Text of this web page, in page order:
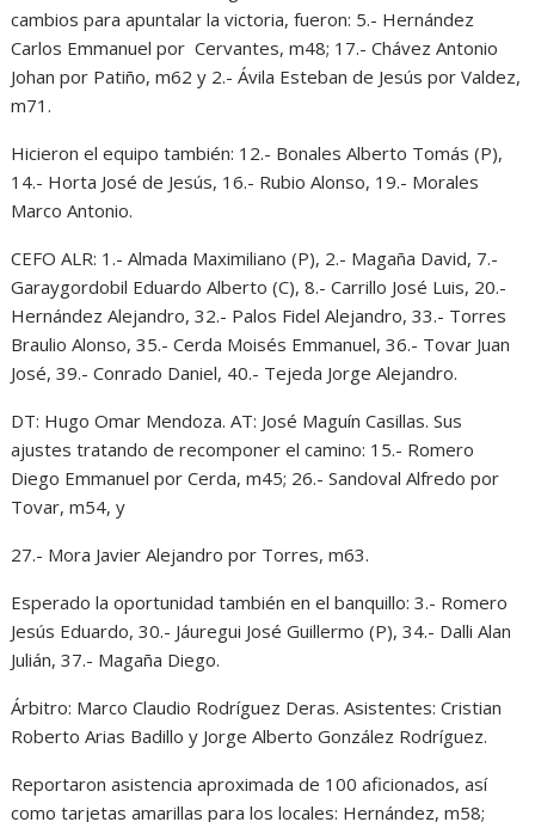
cambios para apuntalar la victoria, fueron: 5.- Hernández
Carlos Emmanuel por Cervantes, m48; 17.- Chávez Antonio
Johan por Patiño, m62 y 2.- Ávila Esteban de Jesús por Valdez,
m71.
Hicieron el equipo también: 12.- Bonales Alberto Tomás (P),
14.- Horta José de Jesús, 16.- Rubio Alonso, 19.- Morales
Marco Antonio.
CEFO ALR: 1.- Almada Maximiliano (P), 2.- Magaña David, 7.-
Garaygordobil Eduardo Alberto (C), 8.- Carrillo José Luis, 20.-
Hernández Alejandro, 32.- Palos Fidel Alejandro, 33.- Torres
Braulio Alonso, 35.- Cerda Moisés Emmanuel, 36.- Tovar Juan
José, 39.- Conrado Daniel, 40.- Tejeda Jorge Alejandro.
DT: Hugo Omar Mendoza. AT: José Maguín Casillas. Sus
ajustes tratando de recomponer el camino: 15.- Romero
Diego Emmanuel por Cerda, m45; 26.- Sandoval Alfredo por
Tovar, m54, y
27.- Mora Javier Alejandro por Torres, m63.
Esperado la oportunidad también en el banquillo: 3.- Romero
Jesús Eduardo, 30.- Jáuregui José Guillermo (P), 34.- Dalli Alan
Julián, 37.- Magaña Diego.
Árbitro: Marco Claudio Rodríguez Deras. Asistentes: Cristian
Roberto Arias Badillo y Jorge Alberto González Rodríguez.
Reportaron asistencia aproximada de 100 aficionados, así
como tarjetas amarillas para los locales: Hernández, m58;